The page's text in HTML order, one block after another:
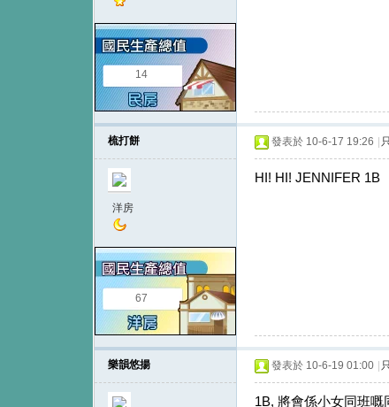
14
梳打餅
洋房
67
發表於 10-6-17 19:26
HI! HI! JENNIFER 1B
樂韻悠揚
發表於 10-6-19 01:00
1B, 將會係小女同班嘅